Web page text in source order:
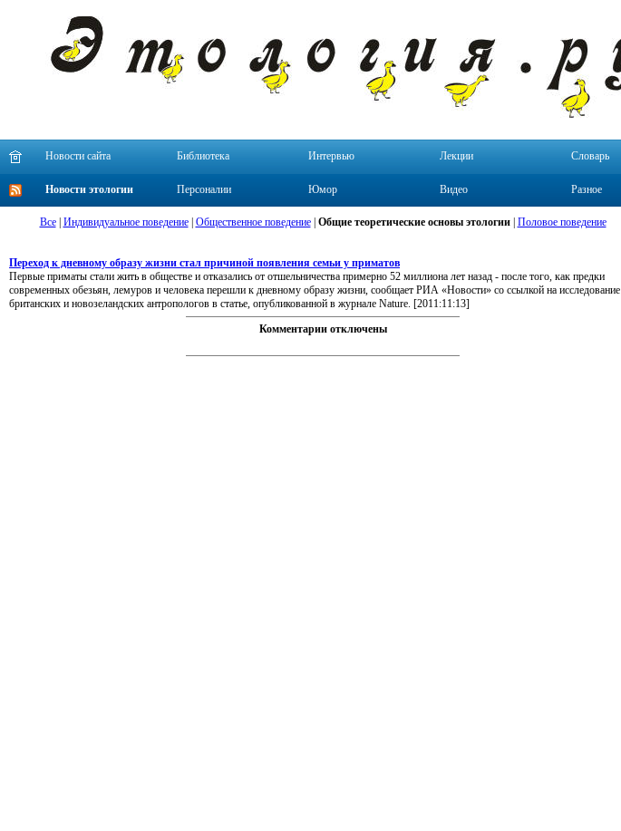
Новости сайта Библиотека Интервью Лекции Словарь
Новости этологии Персоналии Юмор Видео Разное
Все| Индивидуальное поведение| Общественное поведение| Общие теоретические основы этологии| Половое поведение
Переход к дневному образу жизни стал причиной появления семьи у приматов
Первые приматы стали жить в обществе и отказались от отшельничества примерно 52 миллиона лет назад - после того, как предки
современных обезьян, лемуров и человека перешли к дневному образу жизни, сообщает РИА «Новости» со ссылкой на исследование
британских и новозеландских антропологов в статье, опубликованной в журнале Nature. [2011:11:13]
Комментарии отключены